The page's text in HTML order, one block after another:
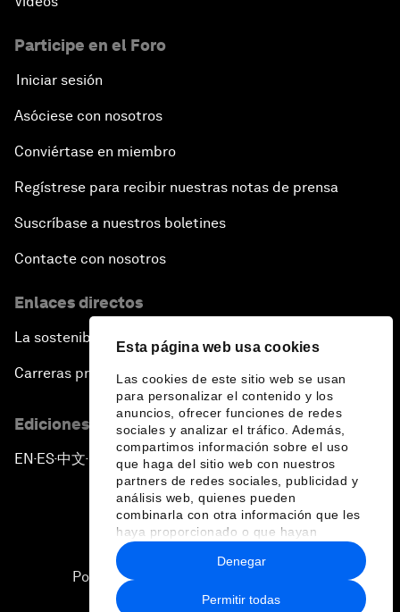
Esta página web usa cookies
Las cookies de este sitio web se usan
para personalizar el contenido y los
anuncios, ofrecer funciones de redes
sociales y analizar el tráfico. Además,
compartimos información sobre el uso
que haga del sitio web con nuestros
partners de redes sociales, publicidad y
análisis web, quienes pueden
combinarla con otra información que les
haya proporcionado o que hayan
recopilado a partir del uso que haya
hecho de sus servicios.
Permitir todas
Denegar
Participe en el Foro
Iniciar sesión
Asóciese con nosotros
Conviértase en miembro
Regístrese para recibir nuestras notas de prensa
Suscríbase a nuestros boletines
Contacte con nosotros
Enlaces directos
La sostenibilidad en el Foro
Carreras profesionales
Ediciones en otros idiomas
EN ▪ ES▪中文▪ 日本語
Política de privacidad y normas de uso